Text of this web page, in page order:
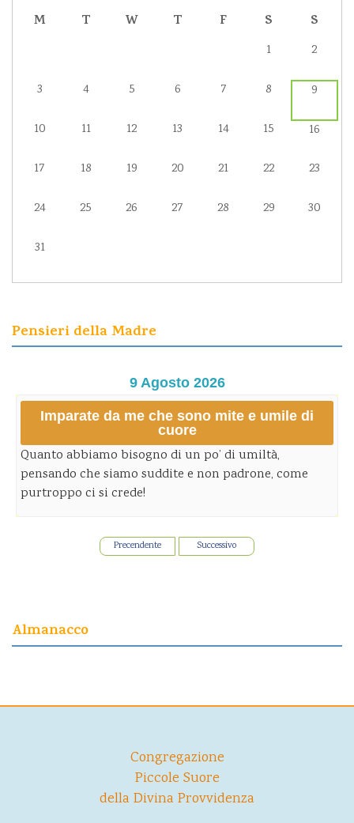
M
T W T F S S
1 2
3 4 5 6 7 8 9
10 11 12 13 14 15 16
17 18 19 20 21 22 23
24 25 26 27 28 29 30
31
Pensieri della Madre
9 Agosto 2026
Imparate da me che sono mite e umile di
cuore
Quanto abbiamo bisogno di un po’ di umiltà,
pensando che siamo suddite e non padrone, come
purtroppo ci si crede!
Precendente Successivo
Almanacco
Congregazione
Piccole Suore
della Divina Provvidenza